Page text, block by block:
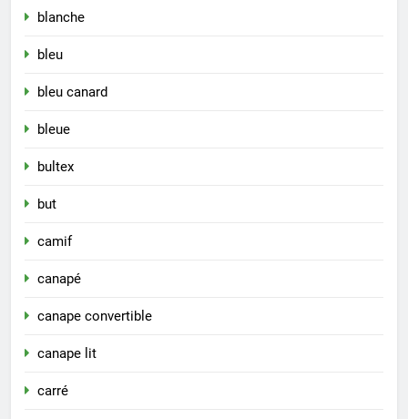
blanche
bleu
bleu canard
bleue
bultex
but
camif
canapé
canape convertible
canape lit
carré